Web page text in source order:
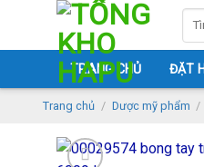
content
TRANG CHỦ ĐẶT
Trang chủ / Dược mỹ phẩm /